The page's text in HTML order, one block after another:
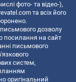
фото- та відео-),
та всіх його
дозволу
посилання на сайт
письмового
систем,
оригінальний